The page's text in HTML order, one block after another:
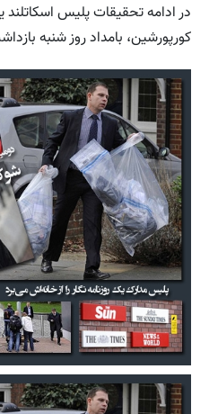
در ادامه تحقیقات پلیس اسکاتلند
کورپورشین، بامداد روز شنبه